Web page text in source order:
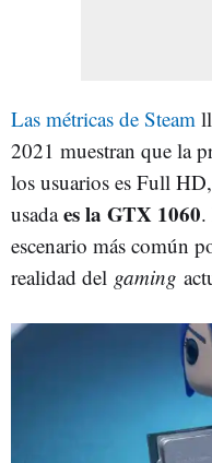
Las métricas de Steam
2021 muestran que la
los usuarios es Full
usadaes la GTX 1060.
escenario más común
realidad del gaming